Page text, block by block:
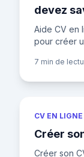
devez
Aide CV en
pour créer
créer un CV
7 min de
CV EN LIGNE
Créer
Créer son